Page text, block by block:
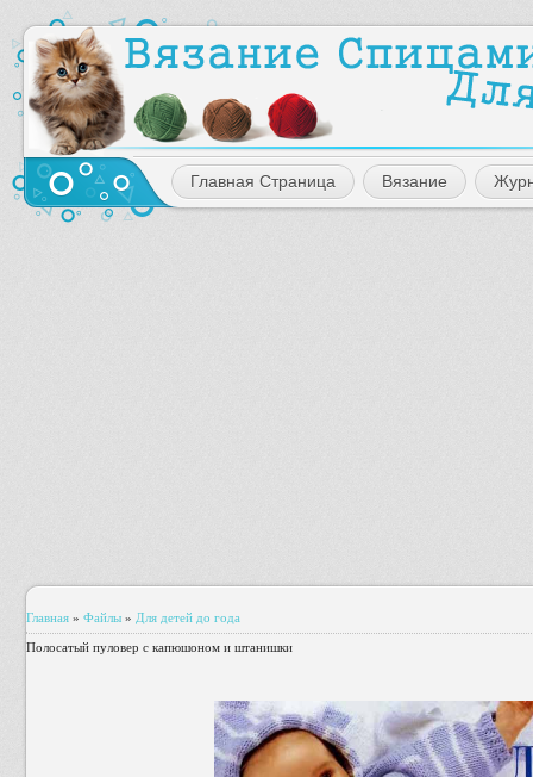
Главная Страница Вязание
Главная » Файлы » Для детей до года
Полосатый пуловер с капюшоном и штанишки